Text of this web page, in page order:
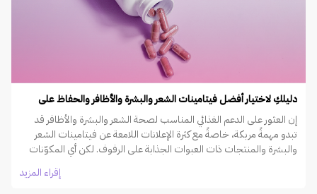
دليلكِ لاختيار أفضل فيتامينات الشعر والبشرة والأظافر والحفاظ على
إن العثور على الدعم الغذائي المناسب لصحة الشعر والبشرة والأظافر قد
تبدو مهمةً مربكة، خاصةً مع كثرة الإعلانات اللامعة عن فيتامينات الشعر
والبشرة والمنتجات ذات العبوات الجذابة على الرفوف. لكن أي المكوّنات
إقراء المزيد